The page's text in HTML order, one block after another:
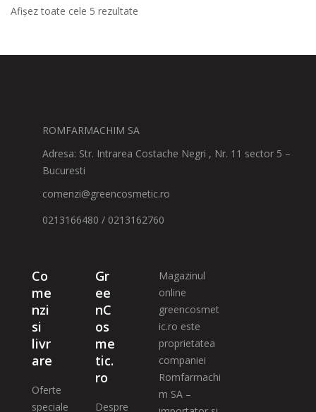
Afișez toate cele 5 rezultate
ROMFARMACHIM SA
Adresa: Str. Intrarea Costache Negri , Nr. 11 sector 5 –
Bucuresti
comenzi@greencosmetic.ro
0213166480 / 0213162760
Co
me
nzi
si
livr
are
Oferte
speciale
Gr
ee
nC
os
me
tic.
ro
Despre
Magazinul
online
greencosmet
ic.ro este
proprietatea
companiei
Romfarmachi
m SA –